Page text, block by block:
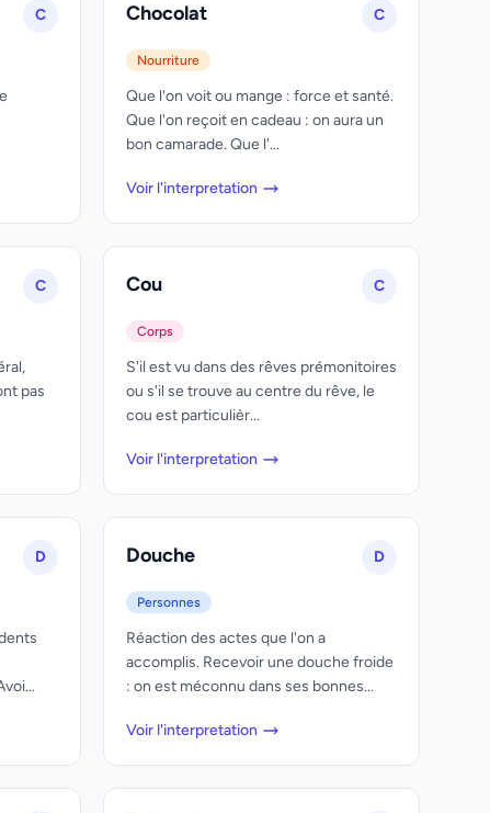
C Chocolat C
Nourriture
Que l'on voit ou mange : force et santé.
Que l'on reçoit en cadeau : on aura un
bon camarade. Que l'...
Voir l'interpretation
C
pas
Cou C
Corps
S'il est vu dans des rêves prémonitoires
ou s'il se trouve au centre du rêve, le
cou est particulièr...
Voir l'interpretation
D Douche D
Personnes
Réaction des actes que l'on a
accomplis. Recevoir une douche froide
: on est méconnu dans ses bonnes...
Voir l'interpretation